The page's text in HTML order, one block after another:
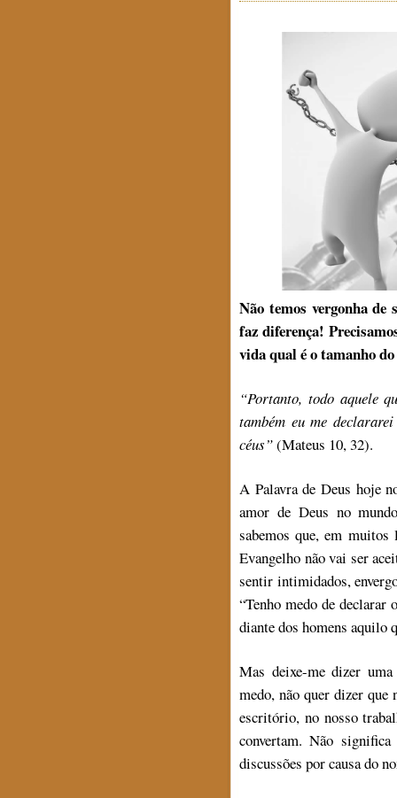
Não temos vergonha
faz diferença!
vida qual é o tamanho
“Portanto, todo aquele
também eu me
céus”(Mateus 10, 32).
A Palavra de Deus hoje
amor de Deus no
sabemos que, em
Evangelho não vai ser
sentir intimidados,
“Tenho medo de declarar
diante dos homens aquilo
Mas deixe-me dizer
medo, não quer dizer que
escritório, no nosso
convertam. Não
discussões por causa do